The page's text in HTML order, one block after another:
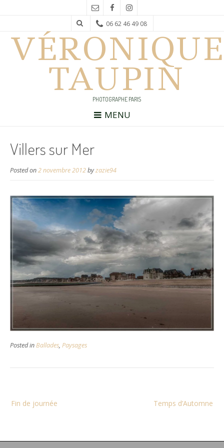
06 62 46 49 08
VÉRONIQUE
TAUPIN
PHOTOGRAPHE PARIS
MENU
Villers sur Mer
Posted on2 novembre 2012byzazie94
Posted inBallades, Paysages
de Temps d’Automne
Fin de journée